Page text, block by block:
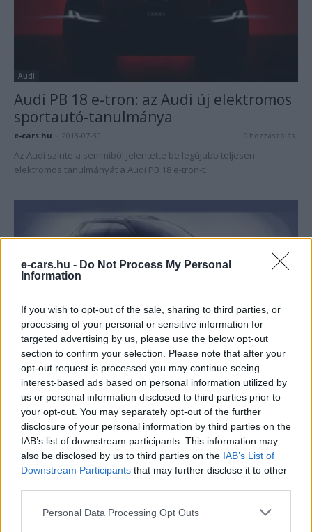
e-cars.hu - Do Not Process My Personal
Information
If you wish to opt-out of the sale, sharing to third parties, or
processing of your personal or sensitive information for
targeted advertising by us, please use the below opt-out
section to confirm your selection. Please note that after your
opt-out request is processed you may continue seeing
interest-based ads based on personal information utilized by
us or personal information disclosed to third parties prior to
your opt-out. You may separately opt-out of the further
disclosure of your personal information by third parties on the
IAB’s list of downstream participants. This information may
also be disclosed by us to third parties on the IAB’s List of
Downstream Participants that may further disclose it to other
Personal Data Processing Opt Outs
Audi
Audi PB 18 e-tron: az Audi új elektromos
sportautó-tanulmánya
e-cars.hu 2018-07-30 0 hozzászólás
Az Audi szinte a semmiből jelentette be legújabb teljesen
elektromos tanulmányát a Audi PB 18 e-tron-t.
Hibrid tanulmány a Skoda-tól
e-cars.hu 2018-02-01 0 hozzászólás
A cseh gyártó létrehozott egy projektet, aminek a lényege, hogy
2025-ig bővítsék a SUV választékot, valamit plug-in hibrid
modelleket emeljenek be a teljesen elektromos kocsik mellé.